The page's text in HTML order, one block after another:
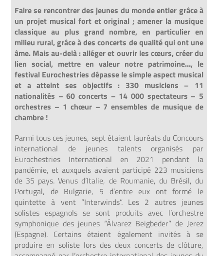
Faire se rencontrer des jeunes du monde entier grâce à
un projet musical fort et original ; amener la musique
classique au plus grand nombre, en particulier en
milieu rural, grâce à des concerts dequalité qui ont une
âme. Mais au-delà : alléger et ouvrir les cœurs, créer du
lien social, mettre envaleur notre patrimoine…, le
festival Eurochestries dépasse le simple aspect musical
et a atteint ses objectifs : 330 musiciens – 11
nationalités – 60 concerts – 14 000 spectateurs – 5
orchestres – 1 chœur – 7 ensembles de musique de
chambre !
Parmi tous ces jeunes, sept étaient lauréats du Concours
international de jeunes talents organisés par
Eurochestries International en 2021 pendant la
pandémie, et auxquels avaient participé 223 musiciens
de 35 pays.Venus d’Italie, de Roumanie, du Brésil, du
Portugal, de Bulgarie, 5 d’entre eux ont formé le
quintette à vent “Interwinds”. Les 2 autres jeunes
solistes espagnols se sont produits avec l’orchestre
symphonique des jeunes “Álvarez Beigbeder” de Jerez
(Espagne). Certains étaient également invités à se
produire en soliste lors des deux concerts de clôture,